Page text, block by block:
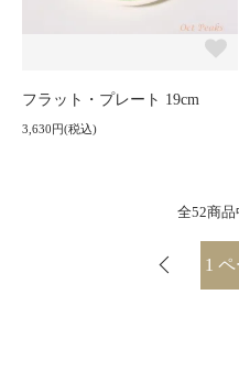
フラット・プレート 19cm
3,630円(税込)
全52商品
1 ペ